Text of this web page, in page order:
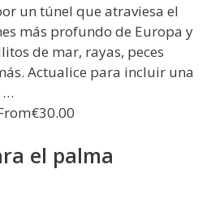
un túnel que atraviesa el
más profundo de Europa y
de mar, rayas, peces
Actualice para incluir una
…
el palma